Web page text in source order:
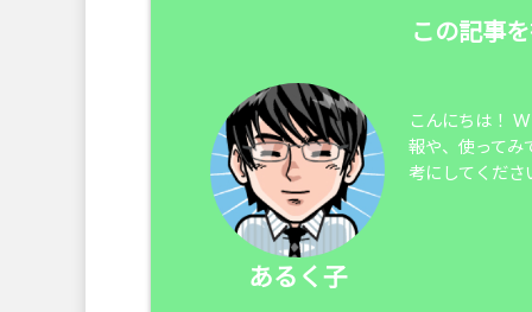
この記事
あるく子
こんにちは！
報や、使ってみ
考にしてくださ